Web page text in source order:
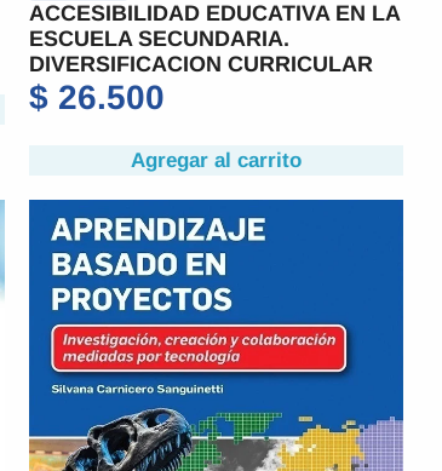
ACCESIBILIDAD EDUCATIVA EN LA
ESCUELA SECUNDARIA.
DIVERSIFICACION CURRICULAR
$ 26.500
Agregar al carrito